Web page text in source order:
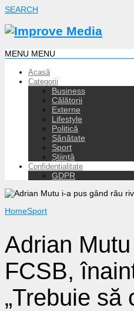
SEARCH
MENU MENU
Acasă
Categorii
Business
Călătorii
Externe
Lifestyle
Politică
Sănătate
Sport
Știință
Confidentialitate
GDPR
HomeSport
Adrian
FCSB,
„Trebuie să